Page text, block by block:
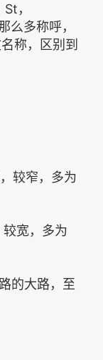
，
多称呼，
称，区别到
较窄，多为
宽，多为
的大路，至